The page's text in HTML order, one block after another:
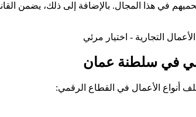
في هذا المجال. بالإضافة إلى ذلك، يضمن
في سلطنة عمان
أنواع الأعمال في القطاع الرقمي: